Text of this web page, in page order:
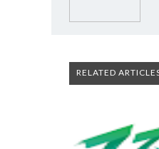
RELATED